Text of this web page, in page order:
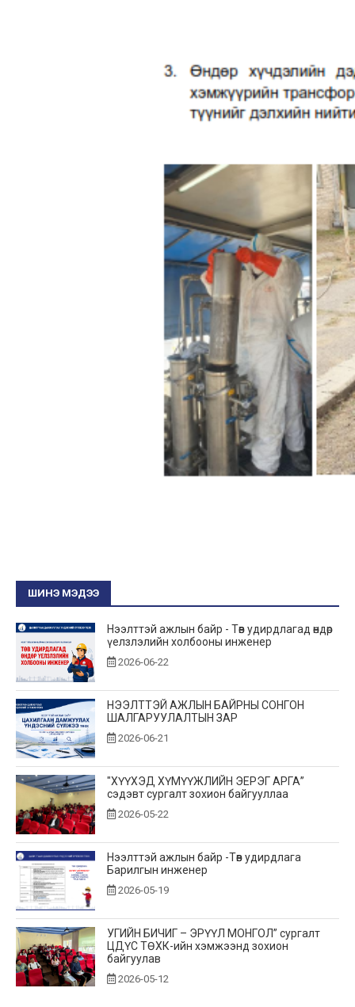
ШИНЭ МЭДЭЭ
Нээлттэй ажлын байр - Төв удирдлагад өндөр
үелзлэлийн холбооны инженер
2026-06-22
НЭЭЛТТЭЙ АЖЛЫН БАЙРНЫ СОНГОН
ШАЛГАРУУЛАЛТЫН ЗАР
2026-06-21
"ХҮҮХЭД ХҮМҮҮЖЛИЙН ЭЕРЭГ АРГА”
сэдэвт сургалт зохион байгууллаа
2026-05-22
Нээлттэй ажлын байр -Төв удирдлага
Барилгын инженер
2026-05-19
УГИЙН БИЧИГ – ЭРҮҮЛ МОНГОЛ” сургалт
ЦДҮС ТӨХК-ийн хэмжээнд зохион
байгуулав
2026-05-12